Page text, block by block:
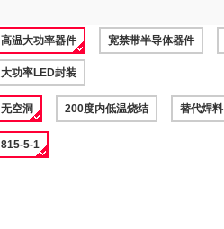
高温大功率器件 宽禁带半导体器件
大功率LED封装
无空洞 200度内低温烧结 替代焊料
815-5-1